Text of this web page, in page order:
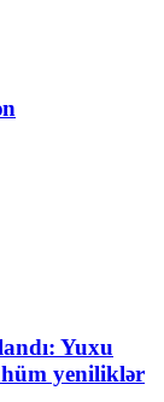
Yuxu
yeniliklər